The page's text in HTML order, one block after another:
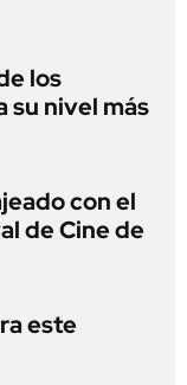
los
su nivel más
con el
de Cine de
este